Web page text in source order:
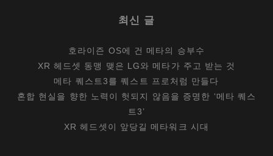
최신 글
호라이즌 OS에 건 메타의 승부수
XR 헤드셋 동맹 맺은 LG와 메타가 주고 받는 것
메타 퀘스트3를 퀘스트 프로처럼 만들다
혼합 현실을 향한 노력이 헛되지 않음을 증명한 ‘메타 퀘스
트3’
XR 헤드셋이 앞당길 메타워크 시대